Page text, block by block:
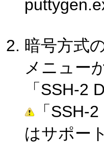
暗号方式
メニュー
「SSH-2
「SSH-
はサポー